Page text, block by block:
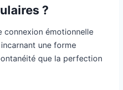
?
connexion émotionnelle
une forme
que la perfection